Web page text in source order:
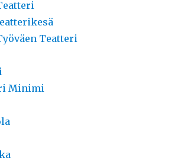
Teatteri
Minimi